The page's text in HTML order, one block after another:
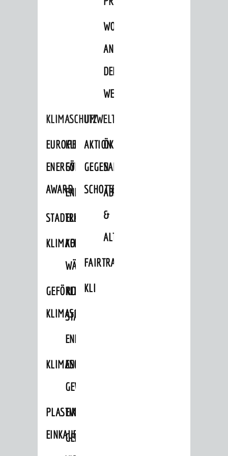
WOHNBEBAUUNG
AN
DER
WEINBERGSTRASSE
KLIMASCHUTZ
EUROPEAN
ENERGY
AWARD
KLIMASCHUTZ-
FÖRDERPROGRAMME
ENERGIEBERATUNG
STADTRADELN
ELEKTROMOBILITÄTSBERATUNG
KLIMAFITKOMMUNALE
WÄRMEPLANUNG
GEFÖRDERTE
KLIMASCHUTZMASSNAHMEN
KLIMASCHUTZKONZEPT
STÄDTISCHES
ENERGIEMANAGEMENT
KLIMASCHUTZKOMMISSION
ENERGIEKARAWANE
GEWERBE
PLASTIKTÜTENFREIE
EINKAUFSSTADT
EVENTS
GEMEINSAME
UMWELTSCHUTZ
AKTION
GEGEN
SCHOTTERGÄRTEN
ÖKOLOGISCHE
SANIERUNG/WAIDSEE
ABFALL
&
ALTLASTEN
FAIRTRADE
KLEIDERTAUSCHBÖRSE